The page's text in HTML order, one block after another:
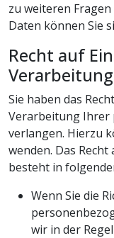
zu weiteren
Daten können Sie
Recht auf
Verarbeitung
Sie haben das
Verarbeitung Ihrer
verlangen. Hierzu
wenden. Das
besteht in
Wenn Sie die
wir in der